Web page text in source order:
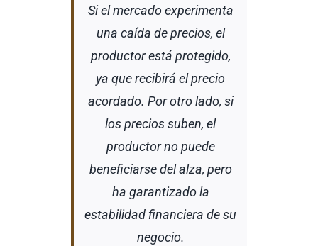
Si el mercado experimenta
una caída de precios, el
productor está protegido,
ya que recibirá el precio
acordado. Por otro lado, si
los precios suben, el
productor no puede
beneficiarse del alza, pero
ha garantizado la
estabilidad financiera de su
negocio.